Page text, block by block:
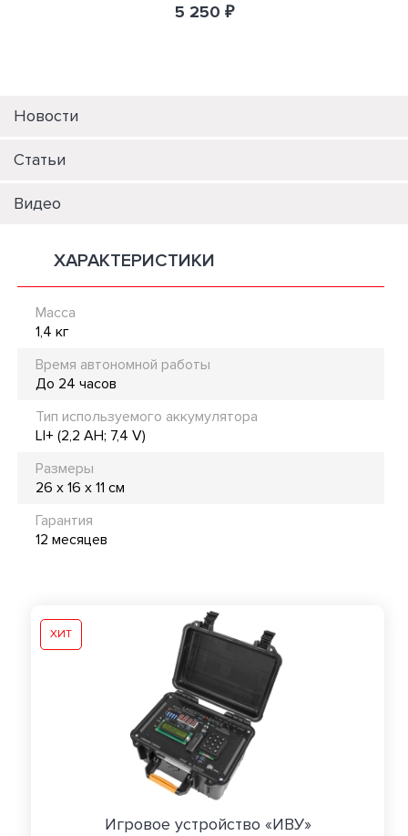
5 250 ₽
Новости
Статьи
Видео
ХАРАКТЕРИСТИКИ
Масса
1,4 кг
Время автономной работы
До 24 часов
Тип используемого аккумулятора
LI+ (2,2 AH; 7,4 V)
Размеры
26 х 16 х 11 см
Гарантия
12 месяцев
ХИТ
Игровое устройство «ИВУ»